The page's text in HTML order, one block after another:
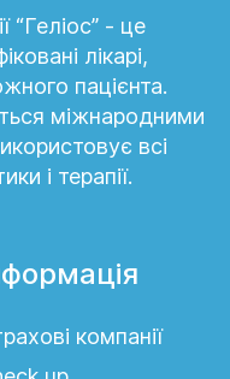
“Геліос” - це
лікарі,
пацієнта.
міжнародними
всі
і терапії.
компанії